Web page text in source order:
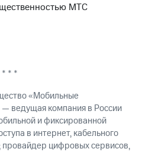
МТС
* * *
«Мобильные
ведущая компания в России
и фиксированной
в интернет, кабельного
провайдер цифровых сервисов,